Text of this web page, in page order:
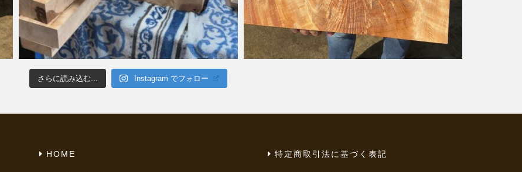
さらに読み込む... Instagram でフォロー
HOME 特定商取引法に基づく表記